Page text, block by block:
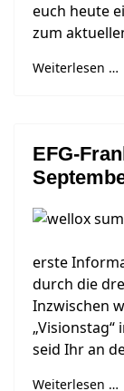
euch heute
zum
Weiterlesen …
EFG-
erste
durch die
Inzwischen
„Visionstag“
seid Ihr an
Weiterlesen …